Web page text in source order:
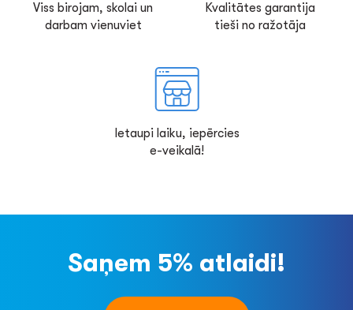
Viss birojam, skolai un
darbam vienuviet
Kvalitātes garantija
tieši no ražotāja
Ietaupi laiku, iepērcies
e-veikalā!
Saņem 5% atlaidi!